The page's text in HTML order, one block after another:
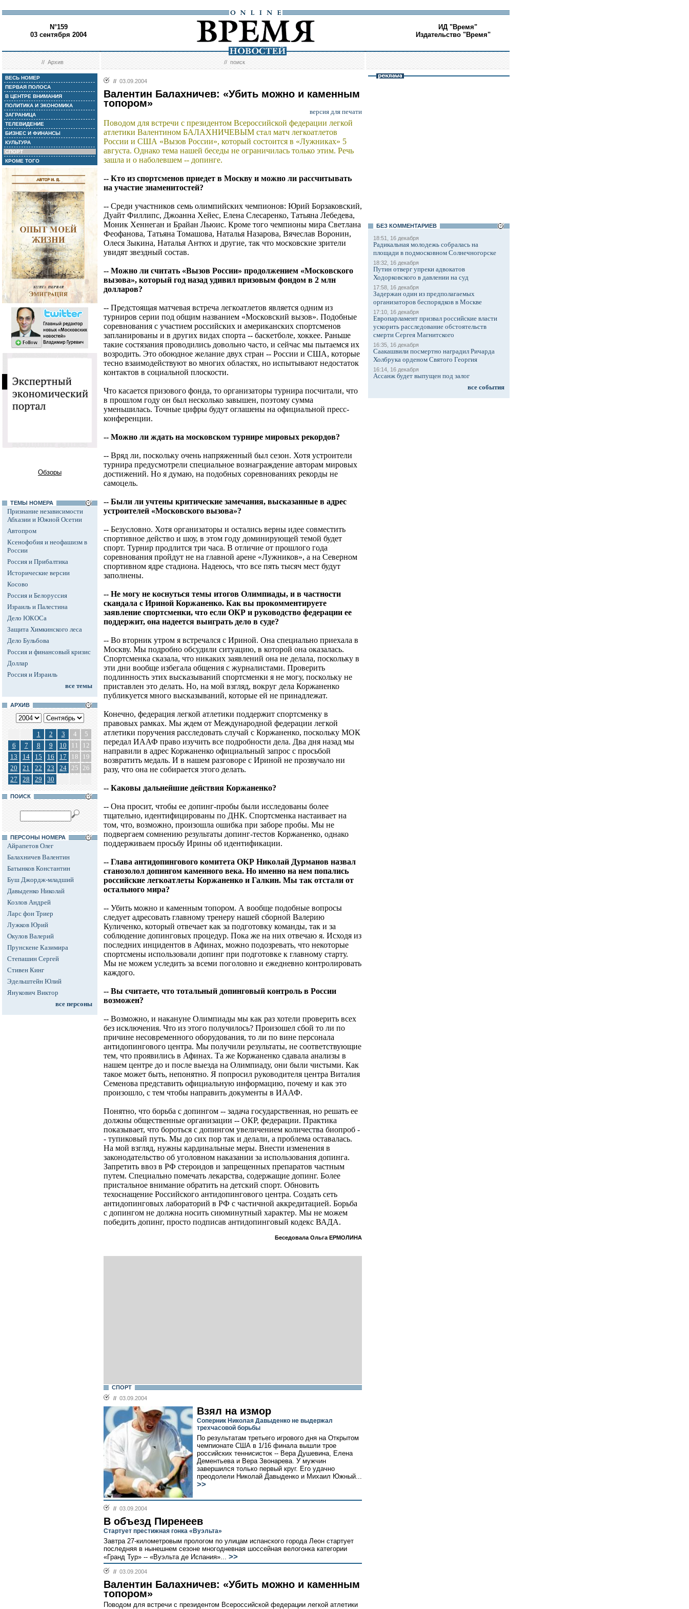
N°159
03 сентября 2004
ИД "Время"
Издательство "Время"
//Архив //поиск
ВЕСЬ НОМЕР
ПЕРВАЯ ПОЛОСА
В ЦЕНТРЕ ВНИМАНИЯ
ПОЛИТИКА И ЭКОНОМИКА
ЗАГРАНИЦА
ТЕЛЕВИДЕНИЕ
БИЗНЕС И ФИНАНСЫ
КУЛЬТУРА
СПОРТ
КРОМЕ ТОГО
Обзоры
ТЕМЫ НОМЕРА
Признание независимости
Абхазии и Южной Осетии
Автопром
Ксенофобия и неофашизм в
России
Россия и Прибалтика
Исторические версии
Косово
Россия и Белоруссия
Израиль и Палестина
Дело ЮКОСа
Защита Химкинского леса
Дело Бульбова
Россия и финансовый кризис
Доллар
Россия и Израиль
все темы
АРХИВ
1 2 3 4
5
6
7 8 9 10 11
12
13
14 15 16 17 18
19
20
21 22 23 24 25 26
27
28 29 30
ПОИСК
ПЕРСОНЫ НОМЕРА
Айрапетов Олег
Балахничев Валентин
Батынков Константин
Буш Джордж-младший
Давыденко Николай
Козлов Андрей
Ларс фон Триер
Лужков Юрий
Окулов Валерий
Прунскене Казимира
Степашин Сергей
Стивен Кинг
Эдельштейн Юлий
Янукович Виктор
все персоны
// 03.09.2004
Валентин Балахничев: «Убить можно и каменным
топором»
версия для печати
Поводом для встречи с президентом Всероссийской федерации легкой
атлетики Валентином БАЛАХНИЧЕВЫМ стал матч легкоатлетов
России и США «Вызов России», который состоится в «Лужниках» 5
августа. Однако тема нашей беседы не ограничилась только этим. Речь
зашла и о наболевшем -- допинге.
-- Кто из спортсменов приедет в Москву и можно ли рассчитывать
на участие знаменитостей?
-- Среди участников семь олимпийских чемпионов: Юрий Борзаковский,
Дуайт Филлипс, Джоанна Хейес, Елена Слесаренко, Татьяна Лебедева,
Моник Хеннеган и Брайан Льюис. Кроме того чемпионы мира Светлана
Феофанова, Татьяна Томашова, Наталья Назарова, Вячеслав Воронин,
Олеся Зыкина, Наталья Антюх и другие, так что московские зрители
увидят звездный состав.
-- Можно ли считать «Вызов России» продолжением «Московского
вызова», который год назад удивил призовым фондом в 2 млн
долларов?
-- Предстоящая матчевая встреча легкоатлетов является одним из
турниров серии под общим названием «Московский вызов». Подобные
соревнования с участием российских и американских спортсменов
запланированы и в других видах спорта -- баскетболе, хоккее. Раньше
такие состязания проводились довольно часто, и сейчас мы пытаемся их
возродить. Это обоюдное желание двух стран -- России и США, которые
тесно взаимодействуют во многих областях, но испытывают недостаток
контактов в социальной плоскости.
Что касается призового фонда, то организаторы турнира посчитали, что
в прошлом году он был несколько завышен, поэтому сумма
уменьшилась. Точные цифры будут оглашены на официальной пресс-
конференции.
-- Можно ли ждать на московском турнире мировых рекордов?
-- Вряд ли, поскольку очень напряженный был сезон. Хотя устроители
турнира предусмотрели специальное вознаграждение авторам мировых
достижений. Но я думаю, на подобных соревнованиях рекорды не
самоцель.
-- Были ли учтены критические замечания, высказанные в адрес
устроителей «Московского вызова»?
-- Безусловно. Хотя организаторы и остались верны идее совместить
спортивное действо и шоу, в этом году доминирующей темой будет
спорт. Турнир продлится три часа. В отличие от прошлого года
соревнования пройдут не на главной арене «Лужников», а на Северном
спортивном ядре стадиона. Надеюсь, что все пять тысяч мест будут
заполнены.
-- Не могу не коснуться темы итогов Олимпиады, и в частности
скандала с Ириной Коржаненко. Как вы прокомментируете
заявление спортсменки, что если ОКР и руководство федерации ее
поддержит, она надеется выиграть дело в суде?
-- Во вторник утром я встречался с Ириной. Она специально приехала в
Москву. Мы подробно обсудили ситуацию, в которой она оказалась.
Спортсменка сказала, что никаких заявлений она не делала, поскольку в
эти дни вообще избегала общения с журналистами. Проверить
подлинность этих высказываний спортсменки я не могу, поскольку не
приставлен это делать. Но, на мой взгляд, вокруг дела Коржаненко
публикуется много высказываний, которые ей не принадлежат.
Конечно, федерация легкой атлетики поддержит спортсменку в
правовых рамках. Мы ждем от Международной федерации легкой
атлетики поручения расследовать случай с Коржаненко, поскольку МОК
передал ИААФ право изучить все подробности дела. Два дня назад мы
направили в адрес Коржаненко официальный запрос с просьбой
возвратить медаль. И в нашем разговоре с Ириной не прозвучало ни
разу, что она не собирается этого делать.
-- Каковы дальнейшие действия Коржаненко?
-- Она просит, чтобы ее допинг-пробы были исследованы более
тщательно, идентифицированы по ДНК. Спортсменка настаивает на
том, что, возможно, произошла ошибка при заборе пробы. Мы не
подвергаем сомнению результаты допинг-тестов Коржаненко, однако
поддерживаем просьбу Ирины об идентификации.
-- Глава антидопингового комитета ОКР Николай Дурманов назвал
станозолол допингом каменного века. Но именно на нем попались
российские легкоатлеты Коржаненко и Галкин. Мы так отстали от
остального мира?
-- Убить можно и каменным топором. А вообще подобные вопросы
следует адресовать главному тренеру нашей сборной Валерию
Куличенко, который отвечает как за подготовку команды, так и за
соблюдение допинговых процедур. Пока же на них отвечаю я. Исходя из
последних инцидентов в Афинах, можно подозревать, что некоторые
спортсмены использовали допинг при подготовке к главному старту.
Мы не можем уследить за всеми поголовно и ежедневно контролировать
каждого.
-- Вы считаете, что тотальный допинговый контроль в России
возможен?
-- Возможно, и накануне Олимпиады мы как раз хотели проверить всех
без исключения. Что из этого получилось? Произошел сбой то ли по
причине несовременного оборудования, то ли по вине персонала
антидопингового центра. Мы получили результаты, не соответствующие
тем, что проявились в Афинах. Та же Коржаненко сдавала анализы в
нашем центре до и после выезда на Олимпиаду, они были чистыми. Как
такое может быть, непонятно. Я попросил руководителя центра Виталия
Семенова представить официальную информацию, почему и как это
произошло, с тем чтобы направить документы в ИААФ.
Понятно, что борьба с допингом -- задача государственная, но решать ее
должны общественные организации -- ОКР, федерации. Практика
показывает, что бороться с допингом увеличением количества биопроб -
- тупиковый путь. Мы до сих пор так и делали, а проблема оставалась.
На мой взгляд, нужны кардинальные меры. Внести изменения в
законодательство об уголовном наказании за использования допинга.
Запретить ввоз в РФ стероидов и запрещенных препаратов частным
путем. Специально помечать лекарства, содержащие допинг. Более
пристальное внимание обратить на детский спорт. Обновить
техоснащение Российского антидопингового центра. Создать сеть
антидопинговых лабораторий в РФ с частичной аккредитацией. Борьба
с допингом не должна носить сиюминутный характер. Мы не можем
победить допинг, просто подписав антидопинговый кодекс ВАДА.
Беседовала Ольга ЕРМОЛИНА
СПОРТ
// 03.09.2004
Взял на измор
Соперник Николая Давыденко не выдержал
трехчасовой борьбы
По результатам третьего игрового дня на Открытом
чемпионате США в 1/16 финала вышли трое
российских теннисисток -- Вера Душевина, Елена
Дементьева и Вера Звонарева. У мужчин
завершился только первый круг. Его удачно
преодолели Николай Давыденко и Михаил Южный...
>>
// 03.09.2004
В объезд Пиренеев
Стартует престижная гонка «Вуэльта»
Завтра 27-километровым прологом по улицам испанского города Леон стартует
последняя в нынешнем сезоне многодневная шоссейная велогонка категории
«Гранд Тур» -- «Вуэльта де Испания»... >>
// 03.09.2004
Валентин Балахничев: «Убить можно и каменным
топором»
Поводом для встречи с президентом Всероссийской федерации легкой атлетики
БЕЗ КОМMЕНТАРИЕВ
18:51, 16 декабря
Радикальная молодежь собралась на
площади в подмосковном Солнечногорске
18:32, 16 декабря
Путин отверг упреки адвокатов
Ходорковского в давлении на суд
17:58, 16 декабря
Задержан один из предполагаемых
организаторов беспорядков в Москве
17:10, 16 декабря
Европарламент призвал российские власти
ускорить расследование обстоятельств
смерти Сергея Магнитского
16:35, 16 декабря
Саакашвили посмертно наградил Ричарда
Холбрука орденом Святого Георгия
16:14, 16 декабря
Ассанж будет выпущен под залог
все события